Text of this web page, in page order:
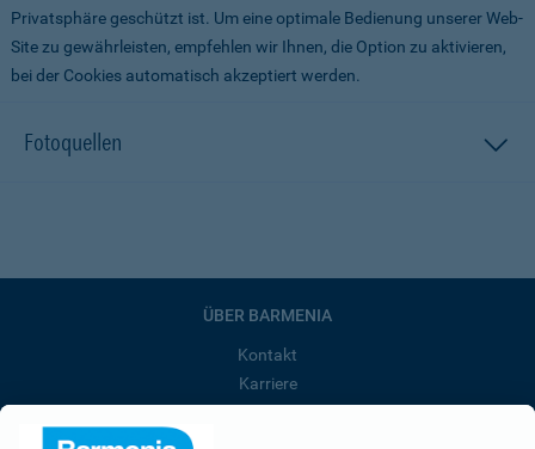
Privatsphäre geschützt ist. Um eine optimale Bedienung unserer Web-
Site zu gewährleisten, empfehlen wir Ihnen, die Option zu aktivieren,
bei der Cookies automatisch akzeptiert werden.
Fotoquellen
ÜBER BARMENIA
Kontakt
Karriere